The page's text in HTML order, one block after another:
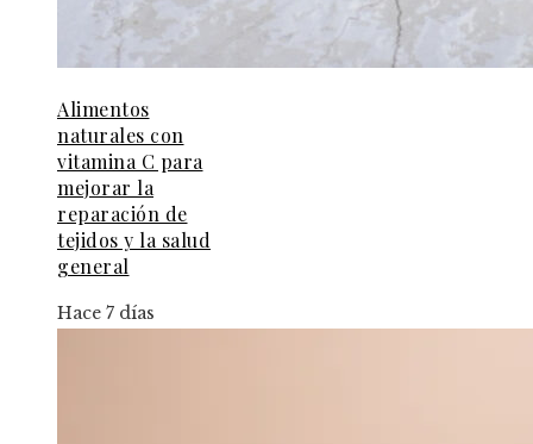
Alimentos
naturales con
vitamina C para
mejorar la
reparación de
tejidos y la salud
general
Hace 7 días